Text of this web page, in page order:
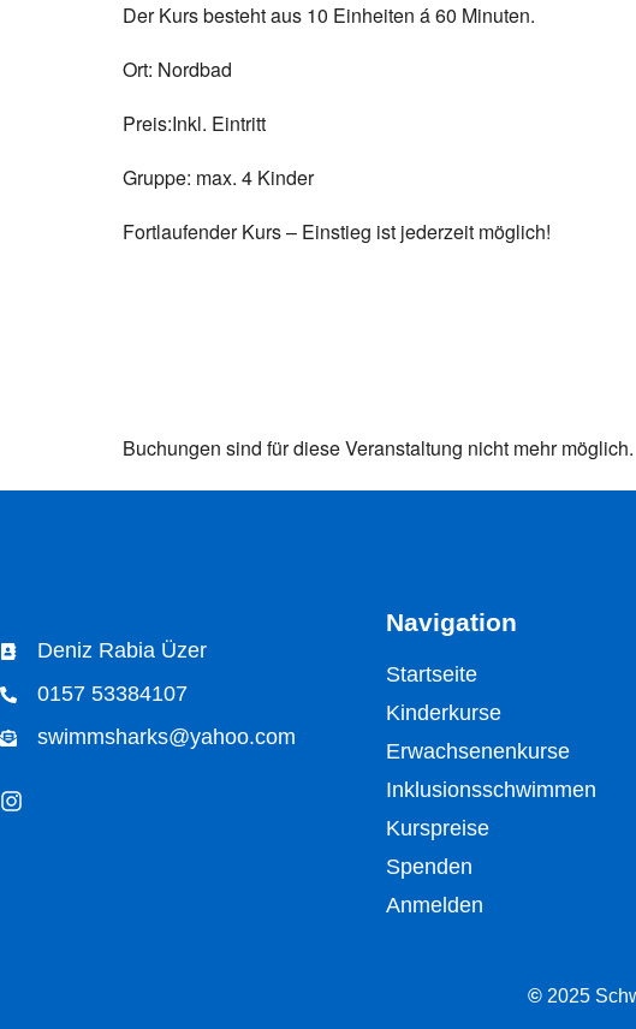
Der Kurs besteht aus 10 Einheiten á 60 Minuten.
Ort: Nordbad
Preis:Inkl. Eintritt
Gruppe: max. 4 Kinder
Fortlaufender Kurs – Einstieg ist jederzeit möglich!
Buchungen sind für diese Veranstaltung nicht mehr möglich.
Deniz Rabia Üzer
0157 53384107
swimmsharks@yahoo.com
Navigation
Startseite
Kinderkurse
Erwachsenenkurse
Inklusionsschwimmen
Kurspreise
Spenden
Anmelden
© 2025